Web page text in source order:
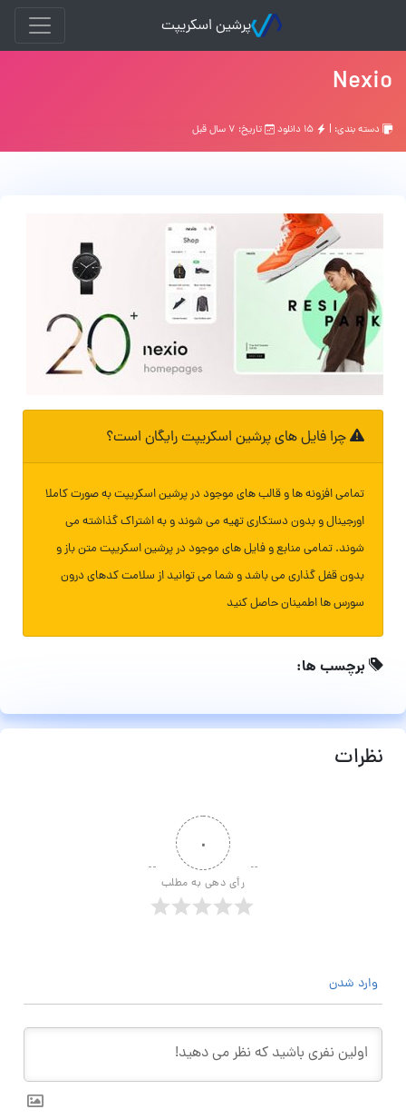
پرشین اسکریپت
Nexio
دسته بندی: | تاریخ: ۷ سال قبل
چرا فایل های پرشین اسکریپت رایگان است؟
تمامی افزونه ها و قالب های موجود در پرشین اسکریپت به صورت کاملا
اورجینال و بدون دستکاری تهیه می شوند و به اشتراک گذاشته می
شوند. تمامی منابع و فایل های موجود در پرشین اسکریپت متن باز و
بدون قفل گذاری می باشد و شما می توانید از سلامت کدهای درون
سورس ها اطمینان حاصل کنید
برچسب ها:
نظرات
۰
رأی دهی به مطلب
وارد شدن